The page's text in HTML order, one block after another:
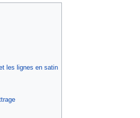
les lignes en satin